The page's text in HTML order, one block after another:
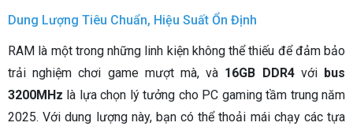
Dung Lượng Tiêu Chuẩn, Hiệu Suất Ổn Định
RAM là một trong những linh kiện không thể thiếu để đảm bảo
trải nghiệm chơi game mượt mà, và 16GB DDR4với bus
3200MHz là lựa chọn lý tưởng cho PC gaming tầm trung năm
2025. Với dung lượng này, bạn có thể thoải mái chạy các tựa